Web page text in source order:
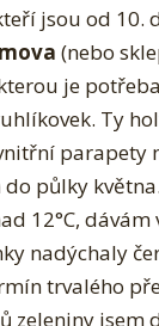
jsou od 10.
(nebo
je
Ty
parapety
půlky
12°C, dávám
nadýchaly
trvalého
zeleniny jsem